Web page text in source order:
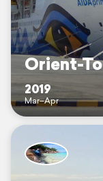
Orient-
2019
Mar–Apr